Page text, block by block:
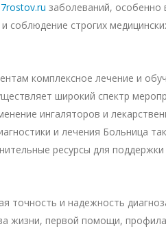
заболеваний, особенно
соблюдение строгих
комплексное лечение и
широкий спектр
ингаляторов и
и лечения Больница
ресурсы для поддержки
точность и надежность
жизни, первой помощи,